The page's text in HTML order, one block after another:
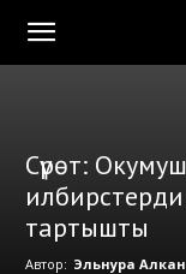
Сүрөт:
тартышты
Автор: Эльнура